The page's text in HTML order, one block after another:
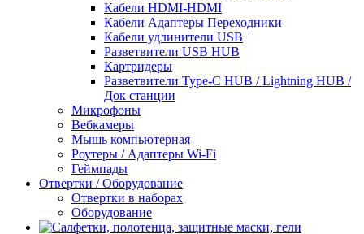
Кабели HDMI-HDMI
Кабели Адаптеры Переходники
Кабели удлинители USB
Разветвители USB HUB
Картридеры
Разветвители Type-C HUB / Lightning HUB /
Док станции
Микрофоны
Вебкамеры
Мышь компьютерная
Роутеры / Адаптеры Wi-Fi
Геймпады
Отвертки / Оборудование
Отвертки в наборах
Оборудование